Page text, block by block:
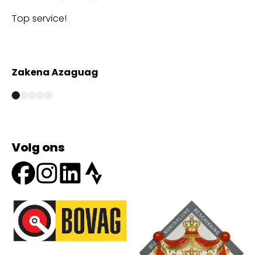
Top service!
Zakena Azaguag
Volg ons
Onze partners